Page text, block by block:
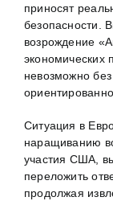
приносят
безопасности.
возрождение
экономических
невозможно
Ситуация в
наращиванию
участия США,
переложить
продолжая